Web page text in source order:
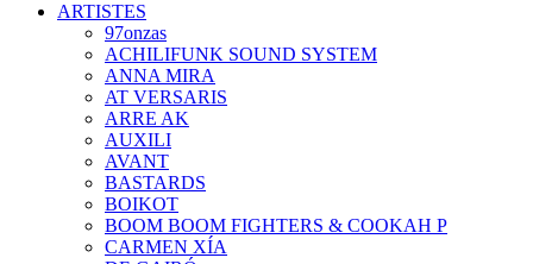
ARTISTES
97onzas
ACHILIFUNK SOUND SYSTEM
ANNA MIRA
AT VERSARIS
ARRE AK
AUXILI
AVANT
BASTARDS
BOIKOT
BOOM BOOM FIGHTERS & COOKAH P
CARMEN XÍA